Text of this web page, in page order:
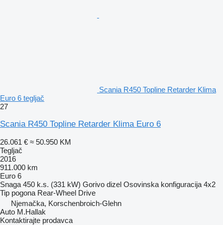
Scania R450 Topline Retarder Klima
Euro 6 tegljač
27
Scania R450 Topline Retarder Klima Euro 6
26.061 € ≈ 50.950 KM
Tegljač
2016
911.000 km
Euro 6
Snaga 450 k.s. (331 kW) Gorivo dizel Osovinska konfiguracija 4x2
Tip pogona Rear-Wheel Drive
Njemačka, Korschenbroich-Glehn
Auto M.Hallak
Kontaktirajte prodavca